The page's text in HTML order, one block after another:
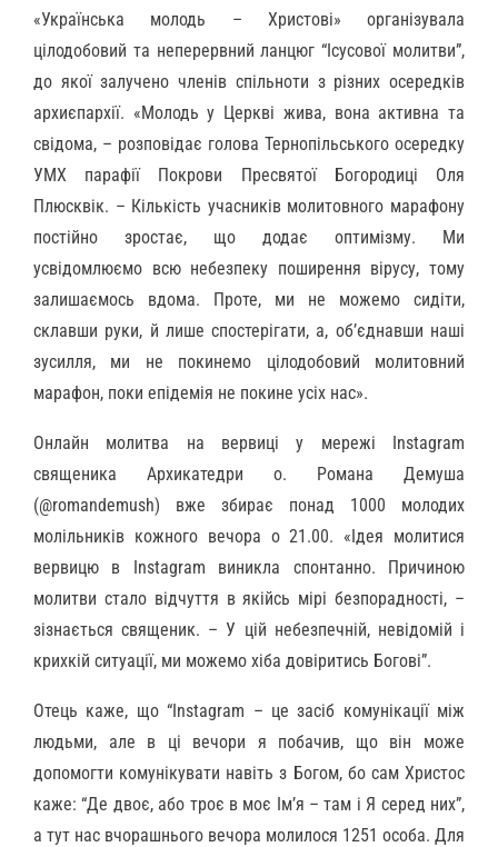
«Українська молодь – Христові» організувала
цілодобовий та неперервний ланцюг “Ісусової молитви”,
до якої залучено членів спільноти з різних осередків
архиєпархії. «Молодь у Церкві жива, вона активна та
свідома, – розповідає голова Тернопільського осередку
УМХ парафії Покрови Пресвятої Богородиці Оля
Плюсквік. – Кількість учасників молитовного марафону
постійно зростає, що додає оптимізму. Ми
усвідомлюємо всю небезпеку поширення вірусу, тому
залишаємось вдома. Проте, ми не можемо сидіти,
склавши руки, й лише спостерігати, а, об’єднавши наші
зусилля, ми не покинемо цілодобовий молитовний
марафон, поки епідемія не покине усіх нас».
Онлайн молитва на вервиці у мережі Instagram
священика Архикатедри о. Романа Демуша
(@romandemush) вже збирає понад 1000 молодих
молільників кожного вечора о 21.00. «Ідея молитися
вервицю в Instagram виникла спонтанно. Причиною
молитви стало відчуття в якійсь мірі безпорадності, –
зізнається священик. – У цій небезпечній, невідомій і
крихкій ситуації, ми можемо хіба довіритись Богові”.
Отець каже, що “Instagram – це засіб комунікації між
людьми, але в ці вечори я побачив, що він може
допомогти комунікувати навіть з Богом, бо сам Христос
каже: “Де двоє, або троє в моє Ім’я – там і Я серед них”,
а тут нас вчорашнього вечора молилося 1251 особа. Для